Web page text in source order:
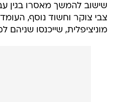
שישוב להמשך מאסרו בגין
צבי צוקר וחשוד נוסף,
מוניציפלית, שייכנסו שניהם